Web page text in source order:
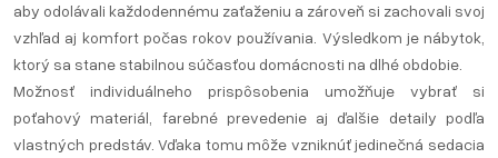
aby odolávali každodennému zaťaženiu a zároveň si zachovali svoj
vzhľad aj komfort počas rokov používania. Výsledkom je nábytok,
ktorý sa stane stabilnou súčasťou domácnosti na dlhé obdobie.
Možnosť individuálneho prispôsobenia umožňuje vybrať si
poťahový materiál, farebné prevedenie aj ďalšie detaily podľa
vlastných predstáv. Vďaka tomu môže vzniknúť jedinečná sedacia